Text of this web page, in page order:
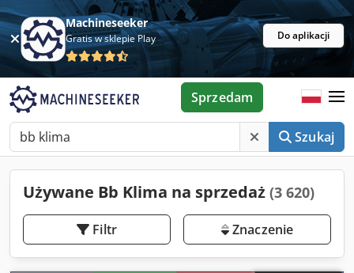
Machineseeker
Gratis w sklepie Play Do aplikacji
Szukaj
Sprzedam
Używane Bb Klima na sprzedaż (3 620)
Filtr Znaczenie